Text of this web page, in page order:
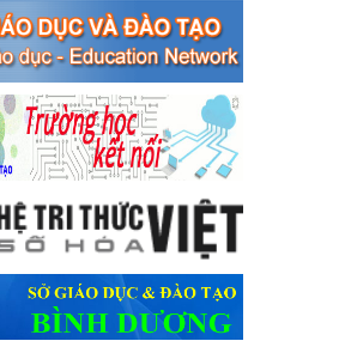
liên quan đến hoạt động tổ chức đánh
trại truyền thống học sinh thị xã Bến
học 2023-2024
truyền thống học sinh thị xã Bến Cát
2024
tiêm vắc xin phòng Covid 19
tiêm vắc xin phòng Covid 19